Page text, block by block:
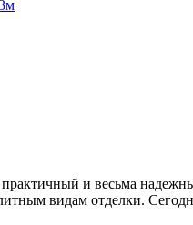
и весьма
видам отделки.